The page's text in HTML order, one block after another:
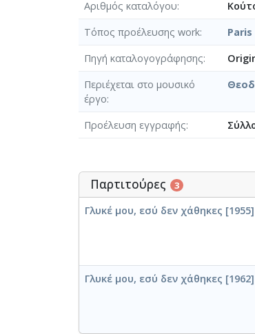
Αριθμός καταλόγου
Τόπος προέλευσης work
Paris
Πηγή καταλογογράφησης
Περιέχεται στο μουσικό
έργο
Προέλευση εγγραφής
Παρτιτούρες 3
Γλυκέ μου, εσύ δεν χάθηκες [1955]
Γλυκέ μου, εσύ δεν χάθηκες [1962]